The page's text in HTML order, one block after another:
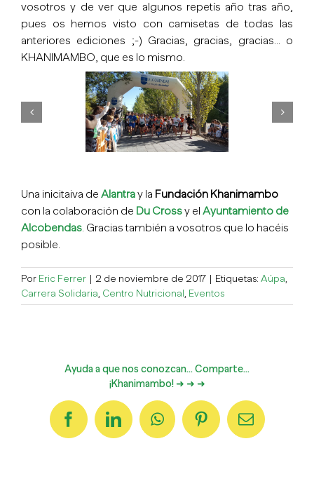
vosotros y de ver que algunos repetís año tras año,
pues os hemos visto con camisetas de todas las
anteriores ediciones ;-) Gracias, gracias, gracias… o
KHANIMAMBO, que es lo mismo.
Una inicitaiva de Alantray la Fundación Khanimambo
con la colaboración de Du Crossy el Ayuntamiento de
Alcobendas. Gracias también a vosotros que lo hacéis
posible.
Por Eric Ferrer | 2 de noviembre de 2017 | Etiquetas: Aúpa,
Carrera Solidaria, Centro Nutricional, Eventos
Ayuda a que nos conozcan... Comparte...
¡Khanimambo! ➜ ➜ ➜
FacebookLinkedInWhatsAppPinterestCorreo
electrónico